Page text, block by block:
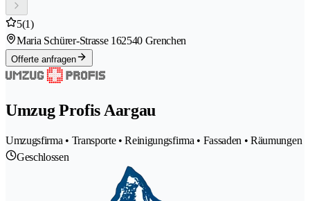
5(1)
Maria Schürer-Strasse 162540 Grenchen
Offerte anfragen
Umzug Profis Aargau
Umzugsfirma • Transporte • Reinigungsfirma • Fassaden • Räumungen
Geschlossen